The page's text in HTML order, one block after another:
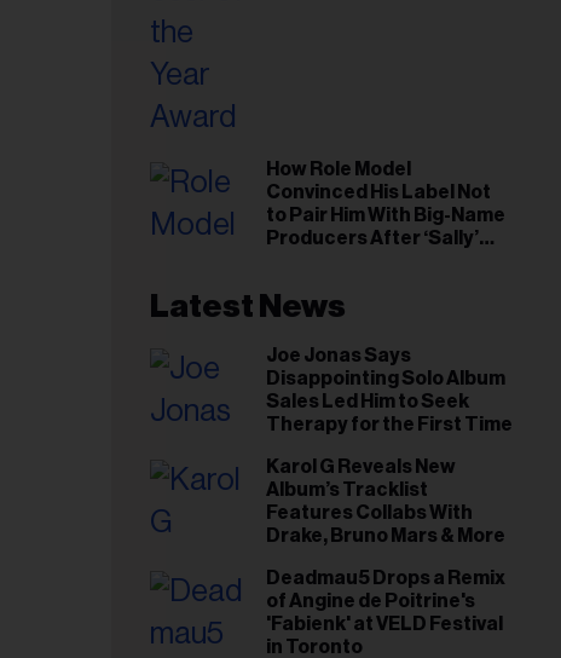
How Role Model
Convinced His Label Not
to Pair Him With Big-Name
Producers After ‘Sally’
Latest News
Joe Jonas Says
Disappointing Solo Album
Sales Led Him to Seek
Therapy for the First Time
Karol G Reveals New
Album’s Tracklist
Features Collabs With
Drake, Bruno Mars & More
Deadmau5 Drops a Remix
of Angine de Poitrine's
'Fabienk' at VELD Festival
in Toronto